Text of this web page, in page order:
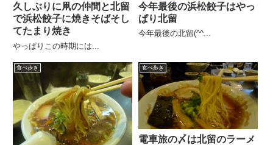
久しぶりに凧の仲間と北留
で浜松餃子に焼きそばそし
てたまり焼き
やっぱりこの時期には...
今年最後の浜松餃子はやっ
ぱり北留
今年最後の北留(^^...
食べ歩き 食べ歩き
電車旅の〆は北留のラーメ